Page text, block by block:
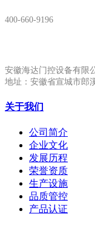
400-660-9196
安徽海达门控设备有限
地址：安徽省宣城市郎
关于我们
公司简介
企业文化
发展历程
荣誉资质
生产设施
品质管控
产品认证